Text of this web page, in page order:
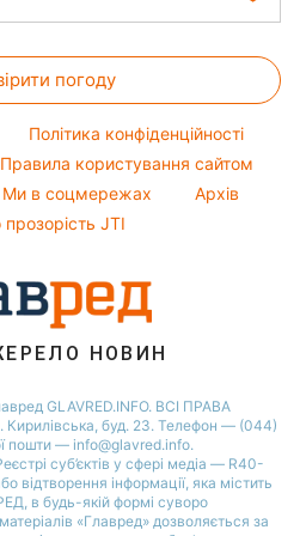
погоду
Політика конфіденційності
Правила користування сайтом
Ми в соцмережах
Архів
прозорість JTI
НОВИН
GLAVRED.INFO. ВСІ ПРАВА
буд. 23. Телефон — (044)
пошти — info@glavred.info.
суб’єктів у сфері медіа — R40-
відтворення інформації, яка містить
в будь-якій формi суворо
«Главред» дозволяється за